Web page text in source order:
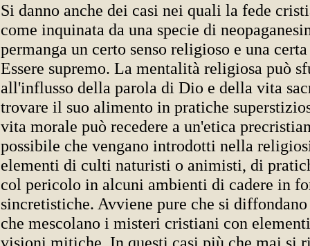
Si danno anche dei casi nei quali la fede
come inquinata da una specie di
permanga un certo senso religioso e una
Essere supremo. La mentalità religiosa può
all'influsso della parola di Dio e della vita
trovare il suo alimento in pratiche
vita morale può recedere a un'etica
possibile che vengano introdotti nella
elementi di culti naturisti o animisti, di
col pericolo in alcuni ambienti di cadere in
sincretistiche. Avviene pure che si
che mescolano i misteri cristiani con
visioni mitiche. In questi casi più che mai si